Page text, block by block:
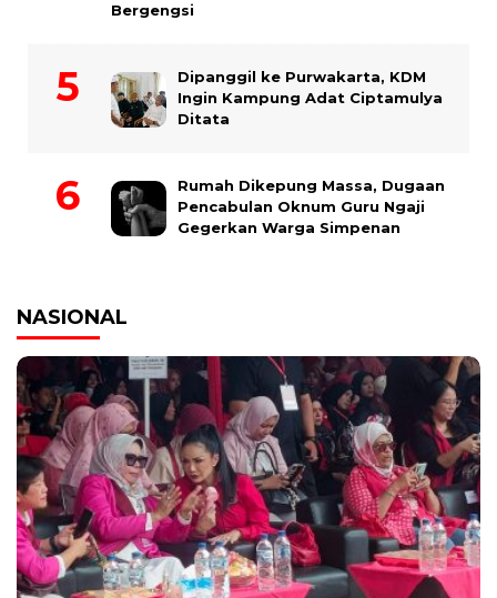
Bergengsi
Dipanggil ke Purwakarta, KDM
Ingin Kampung Adat Ciptamulya
Ditata
Rumah Dikepung Massa, Dugaan
Pencabulan Oknum Guru Ngaji
Gegerkan Warga Simpenan
NASIONAL